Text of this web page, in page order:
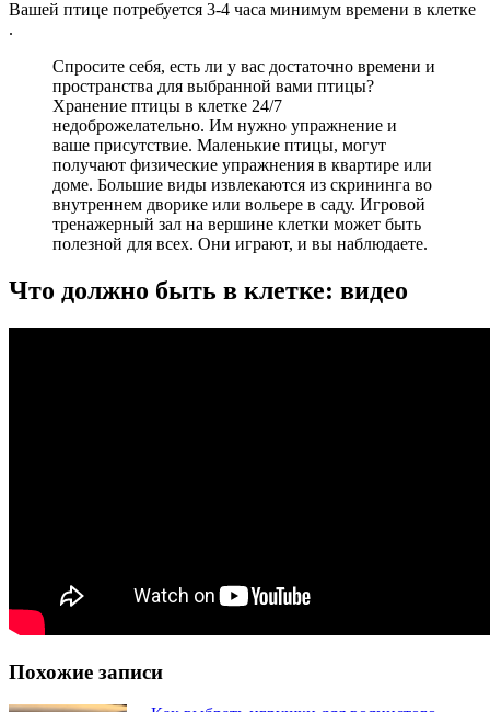
Вашей птице потребуется 3-4 часа минимум времени в клетке
.
Спросите себя, есть ли у вас достаточно времени и
пространства для выбранной вами птицы?
Хранение птицы в клетке 24/7
недоброжелательно. Им нужно упражнение и
ваше присутствие. Маленькие птицы, могут
получают физические упражнения в квартире или
доме. Большие виды извлекаются из скрининга во
внутреннем дворике или вольере в саду. Игровой
тренажерный зал на вершине клетки может быть
полезной для всех. Они играют, и вы наблюдаете.
Что должно быть в клетке: видео
Похожие записи